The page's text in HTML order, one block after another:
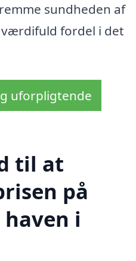
sundheden af
fordel i det
uforpligtende
til at
på
i